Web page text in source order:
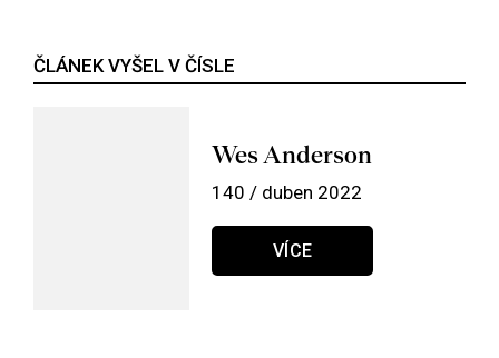
ČLÁNEK VYŠEL V ČÍSLE
Wes Anderson
140 / duben 2022
VÍCE